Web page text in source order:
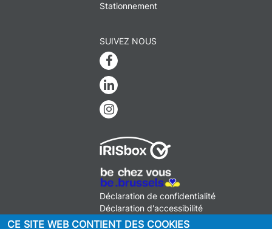
Stationnement
SUIVEZ NOUS
Facebook
Linkedin
Instagram
MENU
FOOTER
LEGAL
Déclaration de confidentialité
Déclaration d'accessibilité
Mentions légales
CE SITE WEB CONTIENT DES COOKIES